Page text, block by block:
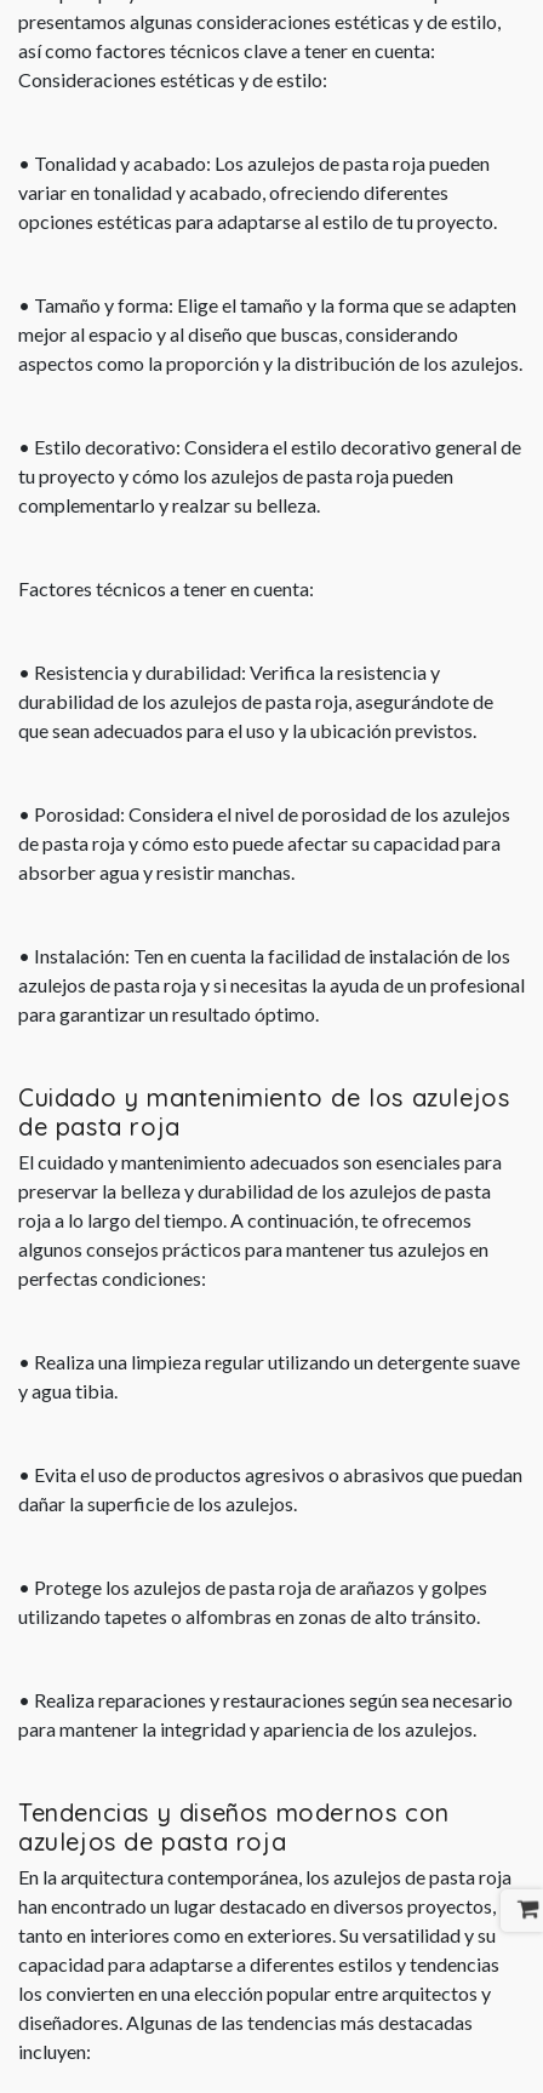
presentamos algunas consideraciones estéticas y de estilo,
así como factores técnicos clave a tener en cuenta:
Consideraciones estéticas y de estilo:
• Tonalidad y acabado: Los azulejos de pasta roja pueden
variar en tonalidad y acabado, ofreciendo diferentes
opciones estéticas para adaptarse al estilo de tu proyecto.
• Tamaño y forma: Elige el tamaño y la forma que se adapten
mejor al espacio y al diseño que buscas, considerando
aspectos como la proporción y la distribución de los azulejos.
• Estilo decorativo: Considera el estilo decorativo general de
tu proyecto y cómo los azulejos de pasta roja pueden
complementarlo y realzar su belleza.
Factores técnicos a tener en cuenta:
• Resistencia y durabilidad: Verifica la resistencia y
durabilidad de los azulejos de pasta roja, asegurándote de
que sean adecuados para el uso y la ubicación previstos.
• Porosidad: Considera el nivel de porosidad de los azulejos
de pasta roja y cómo esto puede afectar su capacidad para
absorber agua y resistir manchas.
• Instalación: Ten en cuenta la facilidad de instalación de los
azulejos de pasta roja y si necesitas la ayuda de un profesional
para garantizar un resultado óptimo.
Cuidado y mantenimiento de los azulejos
de pasta roja
El cuidado y mantenimiento adecuados son esenciales para
preservar la belleza y durabilidad de los azulejos de pasta
roja a lo largo del tiempo. A continuación, te ofrecemos
algunos consejos prácticos para mantener tus azulejos en
perfectas condiciones:
• Realiza una limpieza regular utilizando un detergente suave
y agua tibia.
• Evita el uso de productos agresivos o abrasivos que puedan
dañar la superficie de los azulejos.
• Protege los azulejos de pasta roja de arañazos y golpes
utilizando tapetes o alfombras en zonas de alto tránsito.
• Realiza reparaciones y restauraciones según sea necesario
para mantener la integridad y apariencia de los azulejos.
Tendencias y diseños modernos con
azulejos de pasta roja
En la arquitectura contemporánea, los azulejos de pasta roja
han encontrado un lugar destacado en diversos proyectos,
tanto en interiores como en exteriores. Su versatilidad y su
capacidad para adaptarse a diferentes estilos y tendencias
los convierten en una elección popular entre arquitectos y
diseñadores. Algunas de las tendencias más destacadas
incluyen: